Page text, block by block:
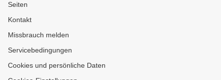
Seiten
Kontakt
Missbrauch melden
Servicebedingungen
Cookies und persönliche Daten